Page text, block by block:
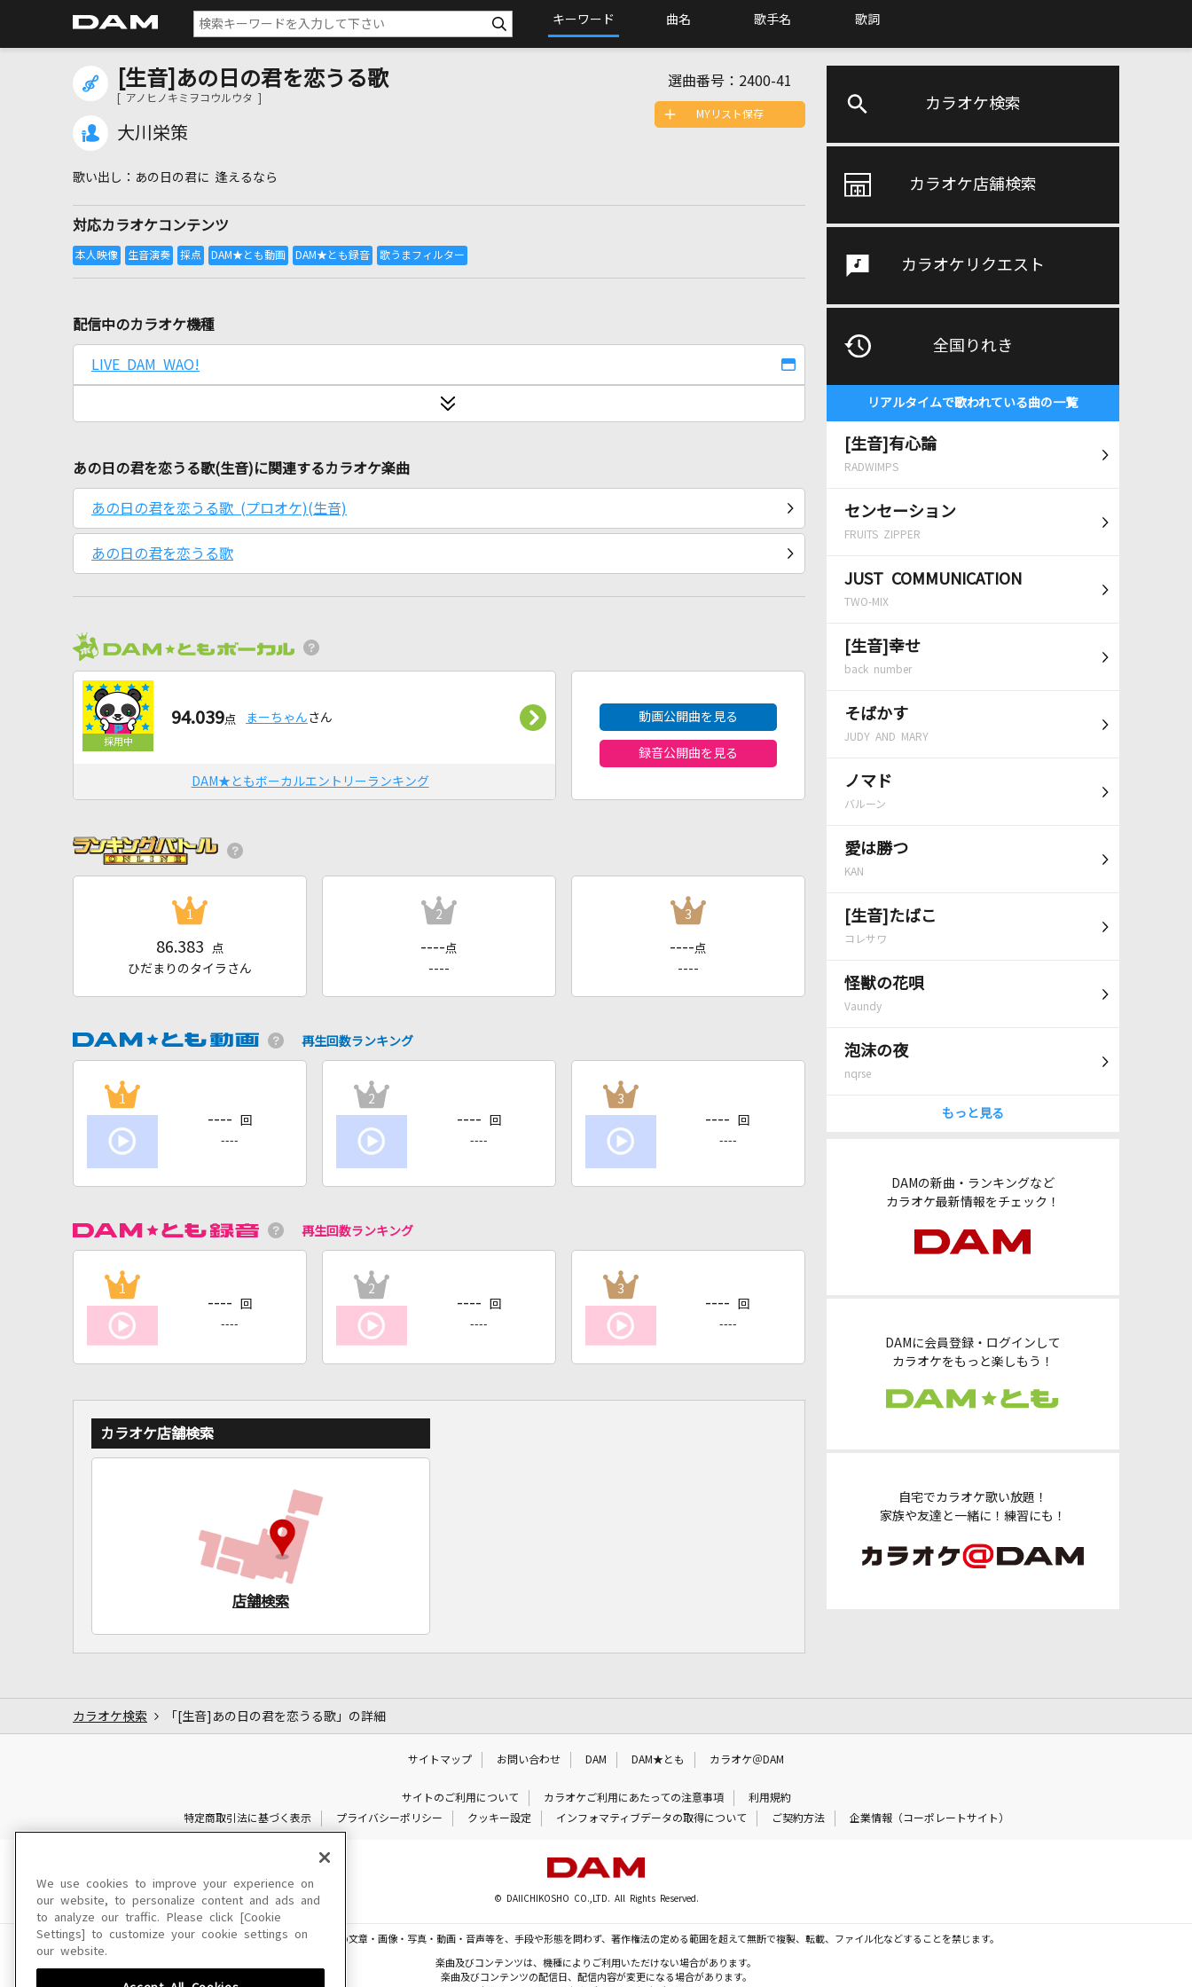
キーワード 曲名 歌手名 歌詞
カラオケ検索
カラオケ店舗検索
カラオケリクエスト
全国りれき
リアルタイムで歌われている曲の一覧
[生音]有心論
RADWIMPS
センセーション
FRUITS ZIPPER
JUST COMMUNICATION
TWO-MIX
[生音]幸せ
back number
そばかす
JUDY AND MARY
ノマド
バルーン
愛は勝つ
KAN
[生音]たばこ
コレサワ
怪獣の花唄
Vaundy
泡沫の夜
nqrse
もっと見る
DAMの新曲・ランキングなど
カラオケ最新情報をチェック！
DAMに会員登録・ログインして
カラオケをもっと楽しもう！
自宅でカラオケ歌い放題！
家族や友達と一緒に！練習にも！
[生音]あの日の君を恋うる歌
[ アノヒノキミヲコウルウタ ]
大川栄策
選曲番号： 2400-41
あの日の君に 逢えるなら
対応カラオケコンテンツ
MYリスト保存
配信中のカラオケ機種
LIVE DAM WAO!
あの日の君を恋うる歌(生音)に関連するカラオケ楽曲
あの日の君を恋うる歌 (プロオケ)(生音)
あの日の君を恋うる歌
94.039点 まーちゃん さん
DAM★ともボーカルエントリーランキング
動画公開曲を見る
録音公開曲を見る
1
86.383
点
ひだまりのタイラさん
2
---- 点
----
3
---- 点
----
再生回数ランキング
1
---- 回
----
2
---- 回
----
3
---- 回
----
再生回数ランキング
1
---- 回
----
2
---- 回
----
3
---- 回
----
カラオケ店舗検索
店舗検索
カラオケ検索 「[生音]あの日の君を恋うる歌」の詳細
サイトマップ お問い合わせ DAM DAM★とも カラオケ＠DAM
サイトのご利用について カラオケご利用にあたっての注意事項
利用規約
特定商取引法に基づく表示
プライバシーポリシー クッキー設定 インフォマティブデータの取得について ご契約方法 企業情報（コーポレートサイト）
© DAIICHIKOSHO CO.,LTD. All Rights Reserved.
このサイトに掲載されている一切の文章・画像・写真・動画・音声等を、手段や形態を問わず、著作権法の定める範囲を超えて無断で複製、転載、ファイル化などすることを禁じます。
楽曲及びコンテンツは、機種によりご利用いただけない場合があります。
楽曲及びコンテンツの配信日、配信内容が変更になる場合があります。
We use cookies to improve your experience on
our website, to personalize content and ads and
to analyze our traffic. Please click [Cookie
Settings] to customize your cookie settings on
our website.